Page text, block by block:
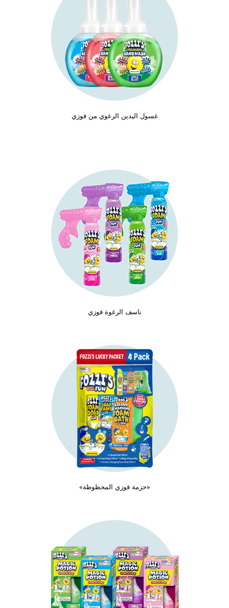
غسول اليدين الرغوي من فوزي
ناسف الرغوة فوزي
«حزمة فوزي المحظوظة»